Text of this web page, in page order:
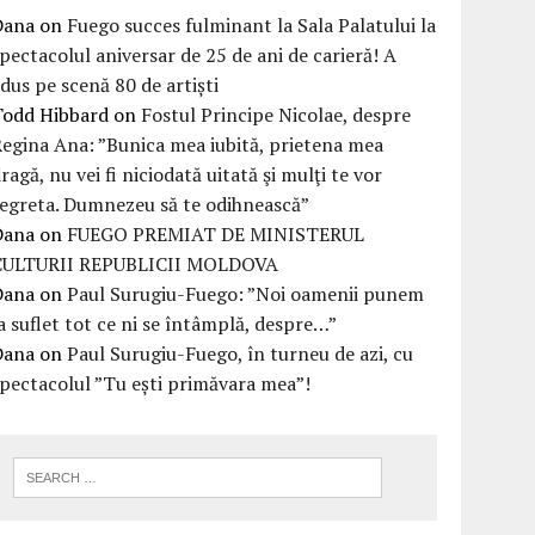
on Fuego succes fulminant la Sala Palatului la
aniversar de 25 de ani de carieră! A
pe scenă 80 de artiști
Hibbard on Fostul Principe Nicolae, despre
Ana: ”Bunica mea iubită, prietena mea
nu vei fi niciodată uitată şi mulţi te vor
Dumnezeu să te odihnească”
on FUEGO PREMIAT DE MINISTERUL
REPUBLICII MOLDOVA
onPaul Surugiu-Fuego: ”Noi oamenii punem
suflet tot ce ni se întâmplă, despre…”
onPaul Surugiu-Fuego, în turneu de azi, cu
”Tu ești primăvara mea”!